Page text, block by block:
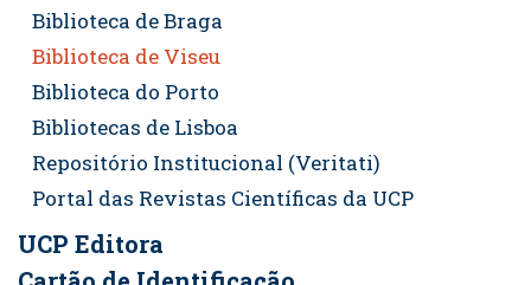
Biblioteca de Braga
Biblioteca de Viseu
Biblioteca do Porto
Bibliotecas de Lisboa
Repositório Institucional (Veritati)
Portal das Revistas Científicas da UCP​
UCP Editora